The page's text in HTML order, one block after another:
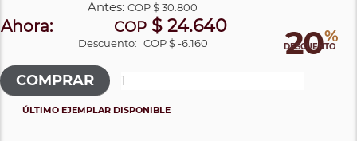
20%
DESCUENTO
Antes:COP$ 30.800
Ahora: COP $ 24.640
Descuento: COP $ -6.160
ÚLTIMO EJEMPLAR DISPONIBLE